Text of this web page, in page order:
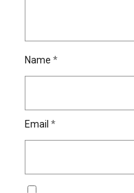
Name *
Email *